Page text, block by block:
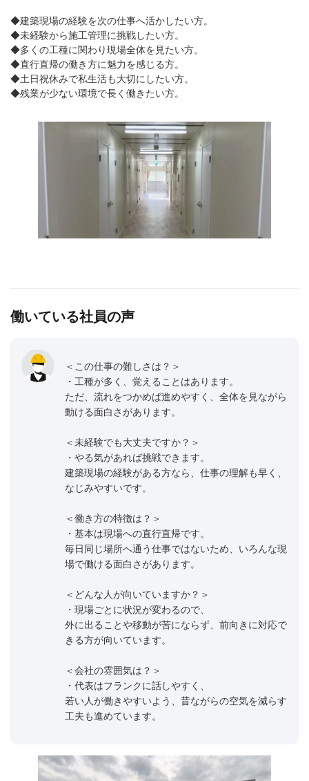
◆建築現場の経験を次の仕事へ活かしたい方。
◆未経験から施工管理に挑戦したい方。
◆多くの工種に関わり現場全体を見たい方。
◆直行直帰の働き方に魅力を感じる方。
◆土日祝休みで私生活も大切にしたい方。
◆残業が少ない環境で長く働きたい方。
働いている社員の声
＜この仕事の難しさは？＞
・工種が多く、覚えることはあります。
ただ、流れをつかめば進めやすく、全体を見ながら
動ける面白さがあります。
＜未経験でも大丈夫ですか？＞
・やる気があれば挑戦できます。
建築現場の経験がある方なら、仕事の理解も早く、
なじみやすいです。
＜働き方の特徴は？＞
・基本は現場への直行直帰です。
毎日同じ場所へ通う仕事ではないため、いろんな現
場で働ける面白さがあります。
＜どんな人が向いていますか？＞
・現場ごとに状況が変わるので、
外に出ることや移動が苦にならず、前向きに対応で
きる方が向いています。
＜会社の雰囲気は？＞
・代表はフランクに話しやすく、
若い人が働きやすいよう、昔ながらの空気を減らす
工夫も進めています。